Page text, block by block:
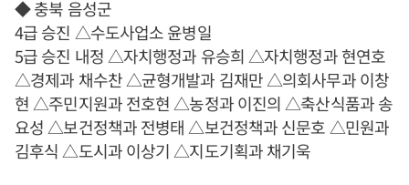
◆ 충북 음성군
4급 승진 △수도사업소 윤병일
5급 승진 내정 △자치행정과 유승희 △자치행정과 현연호
△경제과 채수찬 △균형개발과 김재만 △의회사무과 이창
현 △주민지원과 전호현 △농정과 이진의 △축산식품과 송
요성 △보건정책과 전병태 △보건정책과 신문호 △민원과
김후식 △도시과 이상기 △지도기획과 채기욱